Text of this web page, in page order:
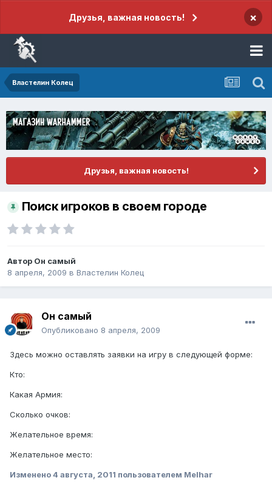
Друзья, важная новость! ×
Властелин Колец
Друзья, важная новость!
Поиск игроков в своем городе
Автор Он самый
8 апреля, 2009 в Властелин Колец
Он самый
Опубликовано 8 апреля, 2009
Здесь можно оставлять заявки на игру в следующей форме:
Кто:
Какая Армия:
Сколько очков:
Желательное время:
Желательное место:
Изменено4 августа, 2011 пользователем Melhar